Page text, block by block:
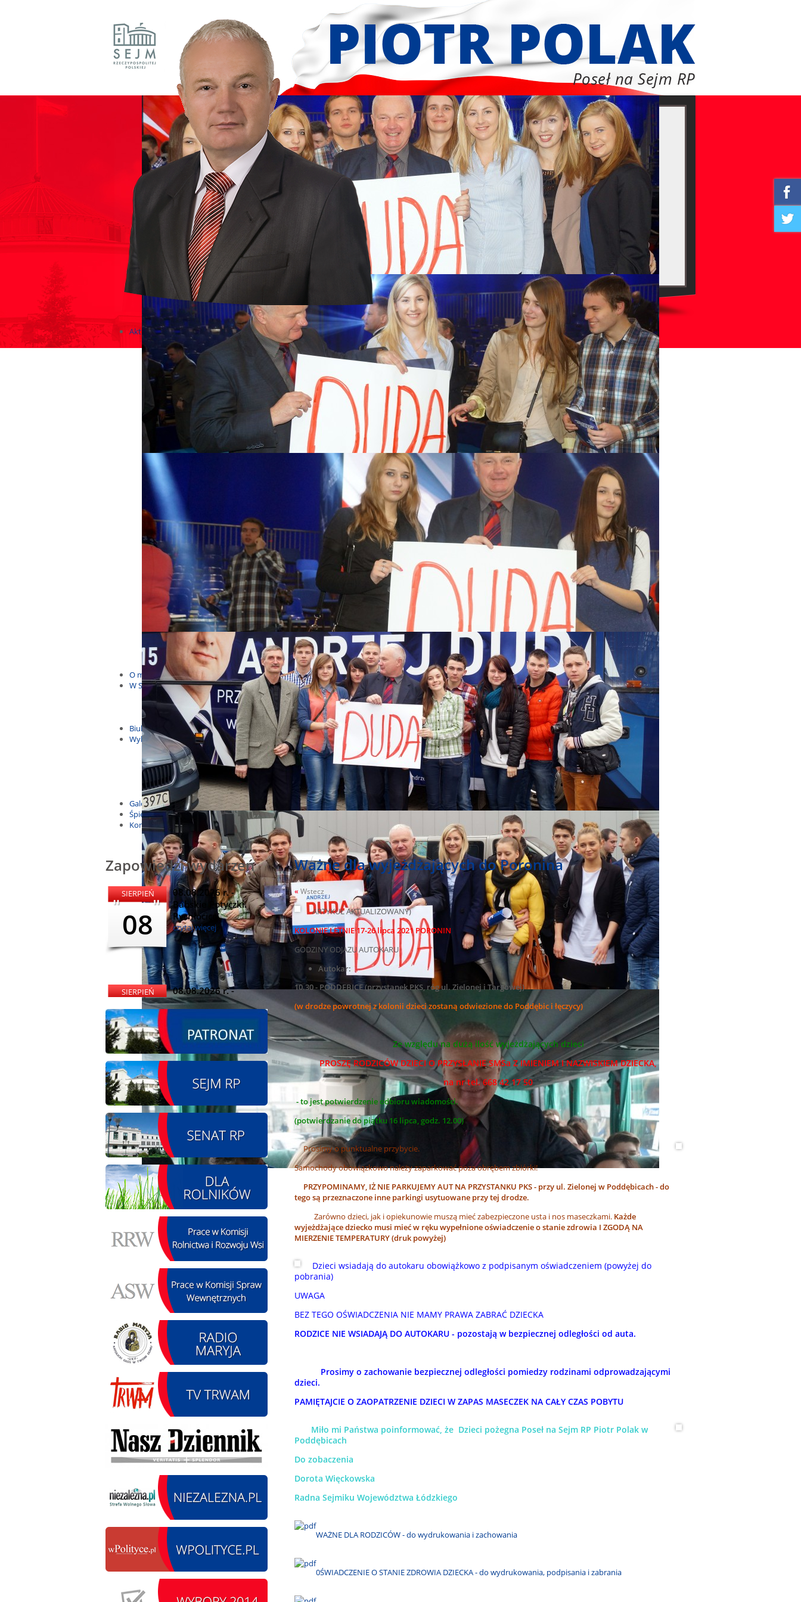
Poseł na Sejm RP
Aktualności
Zapowiedzi wydarzeń
KONKURSY 2020 - 2026
KOLONIE 2021 - 2026
Imprezy kulturalne - zaproszenia 2017
Różne
Konkursy 2017/2018
KONKURSY 2016/2017
KONKURSY 2015/2016
Konkursy 2014/2015
Wizyty w Parlamencie i Ministerstwach
Spotkania i debaty, PROTESTY, MARSZE
Debaty i spotkania 2017
Konkursy 2014
Różne
Praca w kampanii
Sejmowe
Budżet Obywatelski 2021
Dla dzieci i młodzieży
Msze, marsze i wiece
KOLONIE 2022
Wybory samorządowe 2018
Dożynki 2014
EUROWYBORY 2019
Debaty i spotkania 2016
Debaty i spotkania 2019
wybory
Kolonie Stegna 2020
Spotkanie w Bronowie
WYJAZDY
O mnie
W Sejmie
Patroni Roku 2016
Św. Jan Paweł II Patronem Roku 2015
10.04.2014 - Czwarta Roczniica Katastrofy Smoleńskiej
Biuletyny
Wybory
Wybory samorządowe
Wybory parlamentarne
Wybory do Parlamentu Europejskiego
Wybory prezydenckie 2020
Wybory 2014
Galeria
Śpiewnik
Kontakt
Zapowiedzi wydarzeń
SIERPIEŃ
08
08.08.2026 r. -
Babskie Potyczki.
Rychłocice
czytaj więcej
SIERPIEŃ
08
08.08.2026 r. -
Dożynki i
SIERPIEŃ
08
08.08.2026 r. - Piknik
integracyjny. Krępa
60 u Sołtysa
SIERPIEŃ
09
09.08.2026 r. -
Jubileusz OSP. Żerniki
czytaj więcej
SIERPIEŃ
11
11.08.2026 r. -
Popisanie unowy z
firmą Boenig. Łódź
czytaj więcej
SIERPIEŃ
12
Oddanie drogi.
czytaj więcej
13
Pojazdów
zabytkowych. Wieluń
Ożarów
czytaj więcej
14.08.2026 r. - Dzień
Ważne dla wyjeżdżających do Poronina
« Wstecz
ARTYKUŁ AKTUALIZOWANY)
KOLONIE LETNIE 17-26 lipca 2021 PORONIN
GODZINY ODJAZU AUTOKARU
Autokar:
10.30 -PODDĘBICE (przystanek PKS, róg ul. Zielonej i Targowej)
(w drodze powrotnej z kolonii dzieci zostaną odwiezione do Poddębic i łęczycy)
Ze względu na dużą ilość wyjeżdżających dzieci
PROSZĘ RODZICÓW DZIECI O PRZYSŁANIE SMSa Z IMIENIEM I NAZWISKIEM DZIECKA,
na nr tel. 668 42 17 50
- to jest potwierdzenie odbioru wiadomości.
(potwierdzanie do piątku 16 lipca, godz. 12.00)
Prosimy o punktualne przybycie.
Samochody obowiązkowo należy zaparkować poza obrębem zbiórki!
PRZYPOMINAMY, IŻ NIE PARKUJEMY AUT NA PRZYSTANKU PKS - przy ul. Zielonej w Poddębicach - do
tego są przeznaczone inne parkingi usytuowane przy tej drodze.
Zarówno dzieci, jak i opiekunowie muszą mieć zabezpieczone usta i nos maseczkami. Każde
wyjeżdżające dziecko musi mieć w ręku wypełnione oświadczenie o stanie zdrowia I ZGODĄ NA
MIERZENIE TEMPERATURY (druk powyżej)
Dzieci wsiadają do autokaru obowiążkowo z podpisanym oświadczeniem (powyżej do
pobrania)
UWAGA
BEZ TEGO OŚWIADCZENIA NIE MAMY PRAWA ZABRAĆ DZIECKA
RODZICE NIE WSIADAJĄ DO AUTOKARU - pozostają w bezpiecznej odległości od auta.
Prosimy o zachowanie bezpiecznej odległości pomiedzy rodzinami odprowadzającymi
dzieci.
PAMIĘTAJCIE O ZAOPATRZENIE DZIECI W ZAPAS MASECZEK NA CAŁY CZAS POBYTU
Miło mi Państwa poinformować, że Dzieci pożegna Poseł na Sejm RP Piotr Polak w
Poddębicach
Do zobaczenia
Dorota Więckowska
Radna Sejmiku Województwa Łódzkiego
WAŻNE DLA RODZICÓW - do wydrukowania i zachowania
0ŚWIADCZENIE O STANIE ZDROWIA DZIECKA - do wydrukowania, podpisania i zabrania